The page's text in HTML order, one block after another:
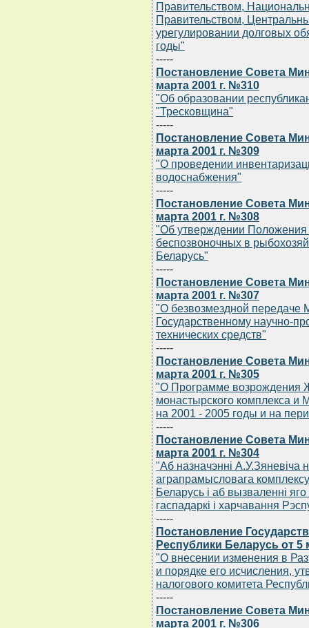
Правительством,
Правительством,
урегулировании долговых
годы"
-----
Постановление Совета
марта 2001 г. №310
"Об образовании
"Тресковщина"
-----
Постановление Совета
марта 2001 г. №309
"О проведении
водоснабжения"
-----
Постановление Совета
марта 2001 г. №308
"Об утверждении
беспозвоночных в
Беларусь"
-----
Постановление Совета
марта 2001 г. №307
"О безвозмездной передаче
Государственному научно-
технических средств"
-----
Постановление Совета
марта 2001 г. №305
"О Программе возрождения
монастырского комплекса и
на 2001 - 2005 годы и на
-----
Постановление Совета
марта 2001 г. №304
"Аб назначэннi А.У.Зяневiча
аграпрамысловага
Беларусь i аб вызваленнi
гаспадаркi i харчавання
-----
Постановление
Республики Беларусь от 5
"О внесении изменения в
и порядке его исчисления,
налогового комитета
-----
Постановление Совета
марта 2001 г. №306